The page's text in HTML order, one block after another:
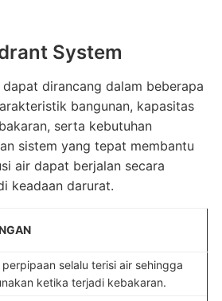
System
dirancang dalam beberapa
bangunan, kapasitas
serta kebutuhan
sistem yang tepat membantu
air dapat berjalan secara
keadaan darurat.
selalu terisi air sehingga
ketika terjadi kebakaran.